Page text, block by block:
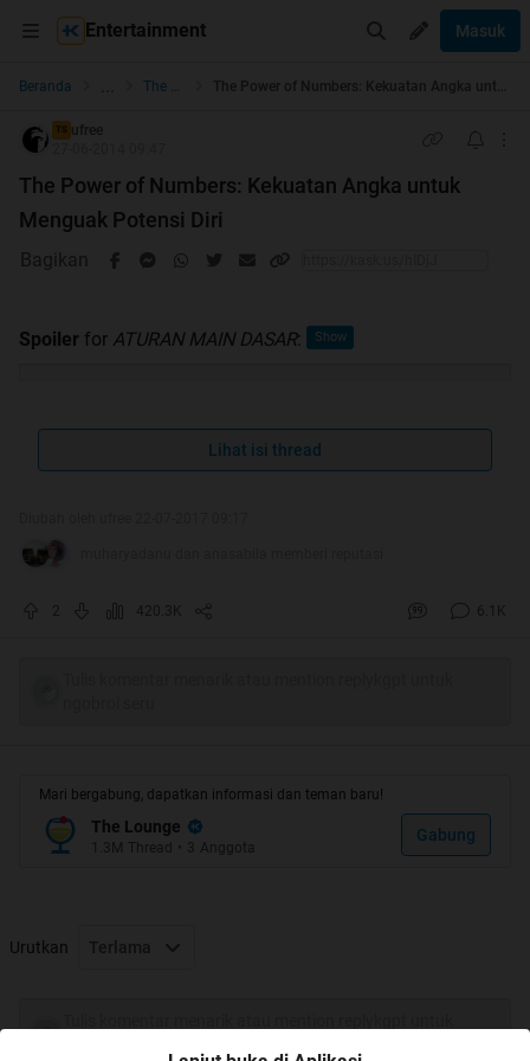
Entertainment Masuk
Beranda ... The Lounge
TS ufree
The Power of Numbers: Kekuatan Angka untuk
Menguak Potensi Diri
Bagikan
Spoiler for ATURAN MAIN DASAR:
:Lihat isi thread
420.3K 6.1K
Mari bergabung, dapatkan informasi dan teman baru!
The Lounge
1.3M Thread • 3 Anggota
Gabung
Urutkan Terlama